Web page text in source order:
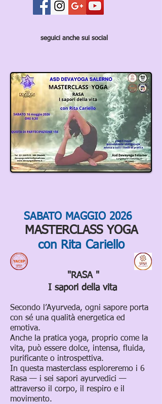
seguici anche sui social
SABATO MAGGIO 2026
MASTERCLASS YOGA
con Rita Cariello
"RASA "
I sapori della vita
Secondo l’Ayurveda, ogni sapore porta
con sé una qualità energetica ed
emotiva.
Anche la pratica yoga, proprio come la
vita, può essere dolce, intensa, fluida,
purificante o introspettiva.
In questa masterclass esploreremo i 6
Rasa — i sei sapori ayurvedici —
attraverso il corpo, il respiro e il
movimento.